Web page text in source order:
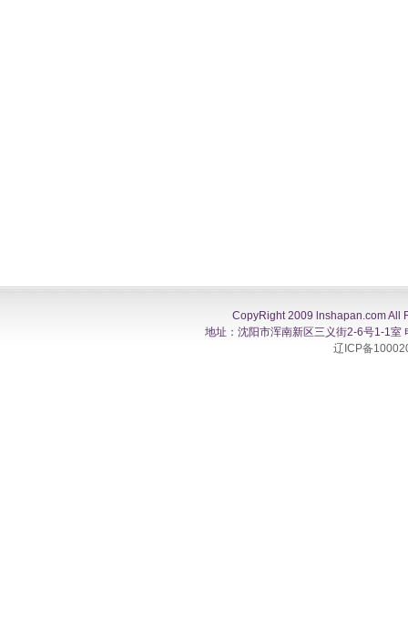
CopyRight 2009 lnshapan.com All
地址：沈阳市浑南新区三义街2-6号1-1
辽ICP备